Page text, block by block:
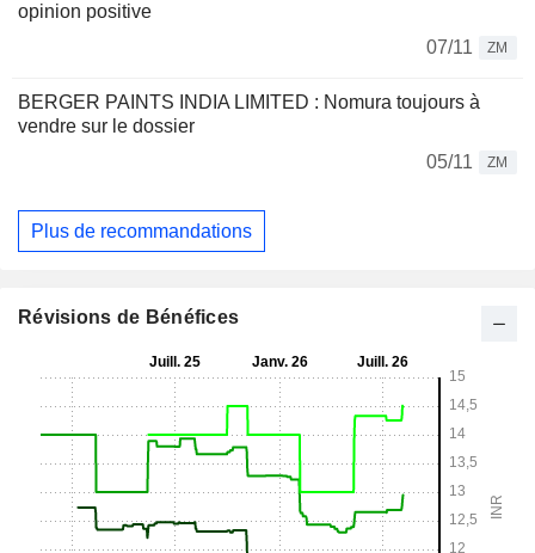
opinion positive
07/11
ZM
BERGER PAINTS INDIA LIMITED : Nomura toujours à
vendre sur le dossier
05/11
ZM
Plus de recommandations
Révisions de Bénéfices